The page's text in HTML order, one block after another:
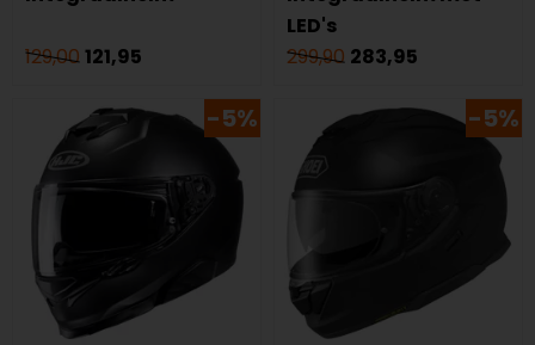
129,00 121,95
LED's
299,90 283,95
-5% -5%